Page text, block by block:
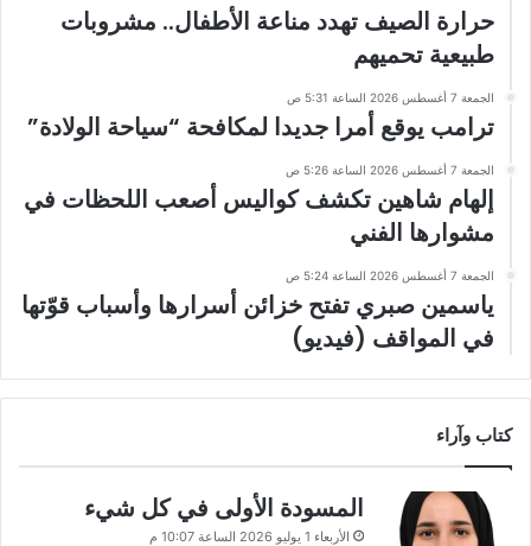
حرارة الصيف تهدد مناعة الأطفال.. مشروبات
طبيعية تحميهم
الجمعة 7 أغسطس 2026 الساعة 5:31 ص
ترامب يوقع أمرا جديدا لمكافحة “سياحة الولادة”
الجمعة 7 أغسطس 2026 الساعة 5:26 ص
إلهام شاهين تكشف كواليس أصعب اللحظات في
مشوارها الفني
الجمعة 7 أغسطس 2026 الساعة 5:24 ص
ياسمين صبري تفتح خزائن أسرارها وأسباب قوّتها
في المواقف (فيديو)
كتاب وآراء
المسودة الأولى في كل شيء
الأربعاء 1 يوليو 2026 الساعة 10:07 م